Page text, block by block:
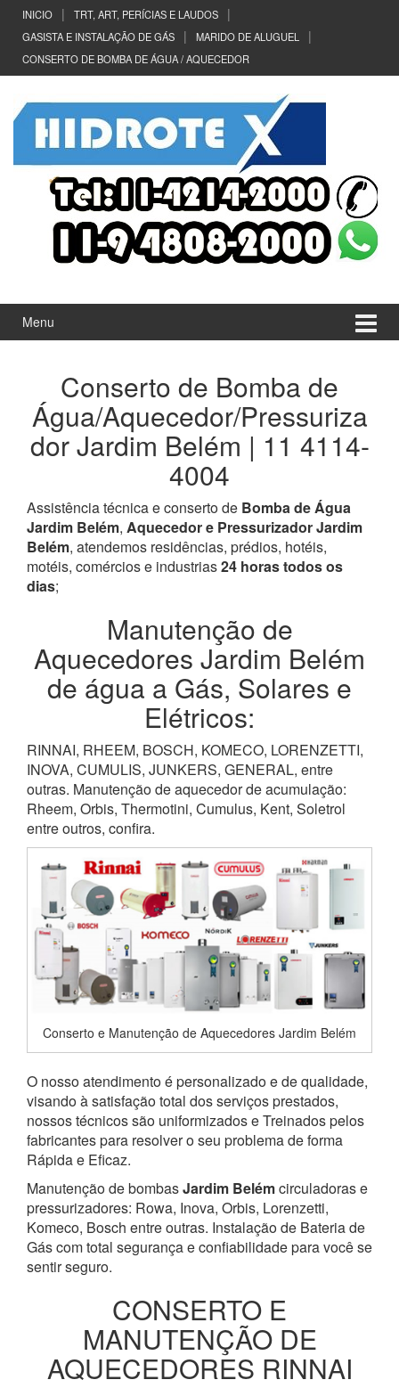
Conteúdo
Pular
menu
principal
INICIO
TRT, ART, PERÍCIAS E LAUDOS
GASISTA E INSTALAÇÃO DE GÁS
MARIDO DE ALUGUEL
CONSERTO DE BOMBA DE ÁGUA / AQUECEDOR
Menu
Conserto de Bomba de
Água/Aquecedor/Pressuriza
dor Jardim Belém | 11 4114-
4004
Assistência técnica e conserto de Bomba de Água
Jardim Belém, Aquecedor e Pressurizador Jardim
Belém, atendemos residências, prédios, hotéis,
motéis, comércios e industrias24 horas todos os
dias;
Manutenção de
Aquecedores Jardim Belém
de água a Gás, Solares e
Elétricos:
RINNAI, RHEEM, BOSCH, KOMECO, LORENZETTI,
INOVA, CUMULIS, JUNKERS, GENERAL, entre
outras. Manutenção de aquecedor de acumulação:
Rheem, Orbis, Thermotini, Cumulus, Kent, Soletrol
entre outros, confira.
Conserto e Manutenção de Aquecedores Jardim Belém
O nosso atendimento é personalizado e de qualidade,
visando à satisfação total dos serviços prestados,
nossos técnicos são uniformizados e Treinados pelos
fabricantes para resolver o seu problema de forma
Rápida e Eficaz.
Manutenção de bombasJardim Belémcirculadoras e
pressurizadores: Rowa, Inova, Orbis, Lorenzetti,
Komeco, Bosch entre outras. Instalação de Bateria de
Gás com total segurança e confiabilidade para você se
sentir seguro.
CONSERTO E
MANUTENÇÃO DE
AQUECEDORES RINNAI